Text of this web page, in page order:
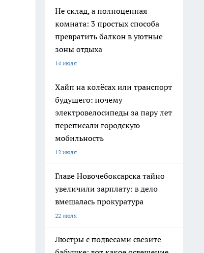
Не склад, а полноценная
комната: 3 простых способа
превратить балкон в уютные
зоны отдыха
14 июля
Хайп на колёсах или транспорт
будущего: почему
электровелосипеды за пару лет
переписали городскую
мобильность
12 июля
Главе Новочебоксарска тайно
увеличили зарплату: в дело
вмешалась прокуратура
22 июля
Люстры с подвесами свезите